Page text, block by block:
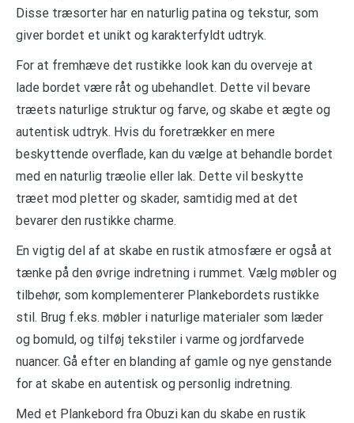
Disse træsorter har en naturlig patina og tekstur, som
giver bordet et unikt og karakterfyldt udtryk.
For at fremhæve det rustikke look kan du overveje at
lade bordet være råt og ubehandlet. Dette vil bevare
træets naturlige struktur og farve, og skabe et ægte og
autentisk udtryk. Hvis du foretrækker en mere
beskyttende overflade, kan du vælge at behandle bordet
med en naturlig træolie eller lak. Dette vil beskytte
træet mod pletter og skader, samtidig med at det
bevarer den rustikke charme.
En vigtig del af at skabe en rustik atmosfære er også at
tænke på den øvrige indretning i rummet. Vælg møbler og
tilbehør, som komplementerer Plankebordets rustikke
stil. Brug f.eks. møbler i naturlige materialer som læder
og bomuld, og tilføj tekstiler i varme og jordfarvede
nuancer. Gå efter en blanding af gamle og nye genstande
for at skabe en autentisk og personlig indretning.
Med et Plankebord fra Obuzi kan du skabe en rustik